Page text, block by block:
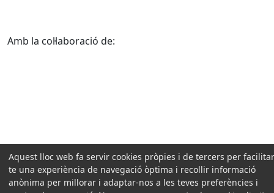
Amb la col·laboració de:
Aquest lloc web fa servir cookies pròpies i de tercers per
te una experiència de navegació òptima i recollir informació
anònima per millorar i adaptar-nos a les teves preferències i